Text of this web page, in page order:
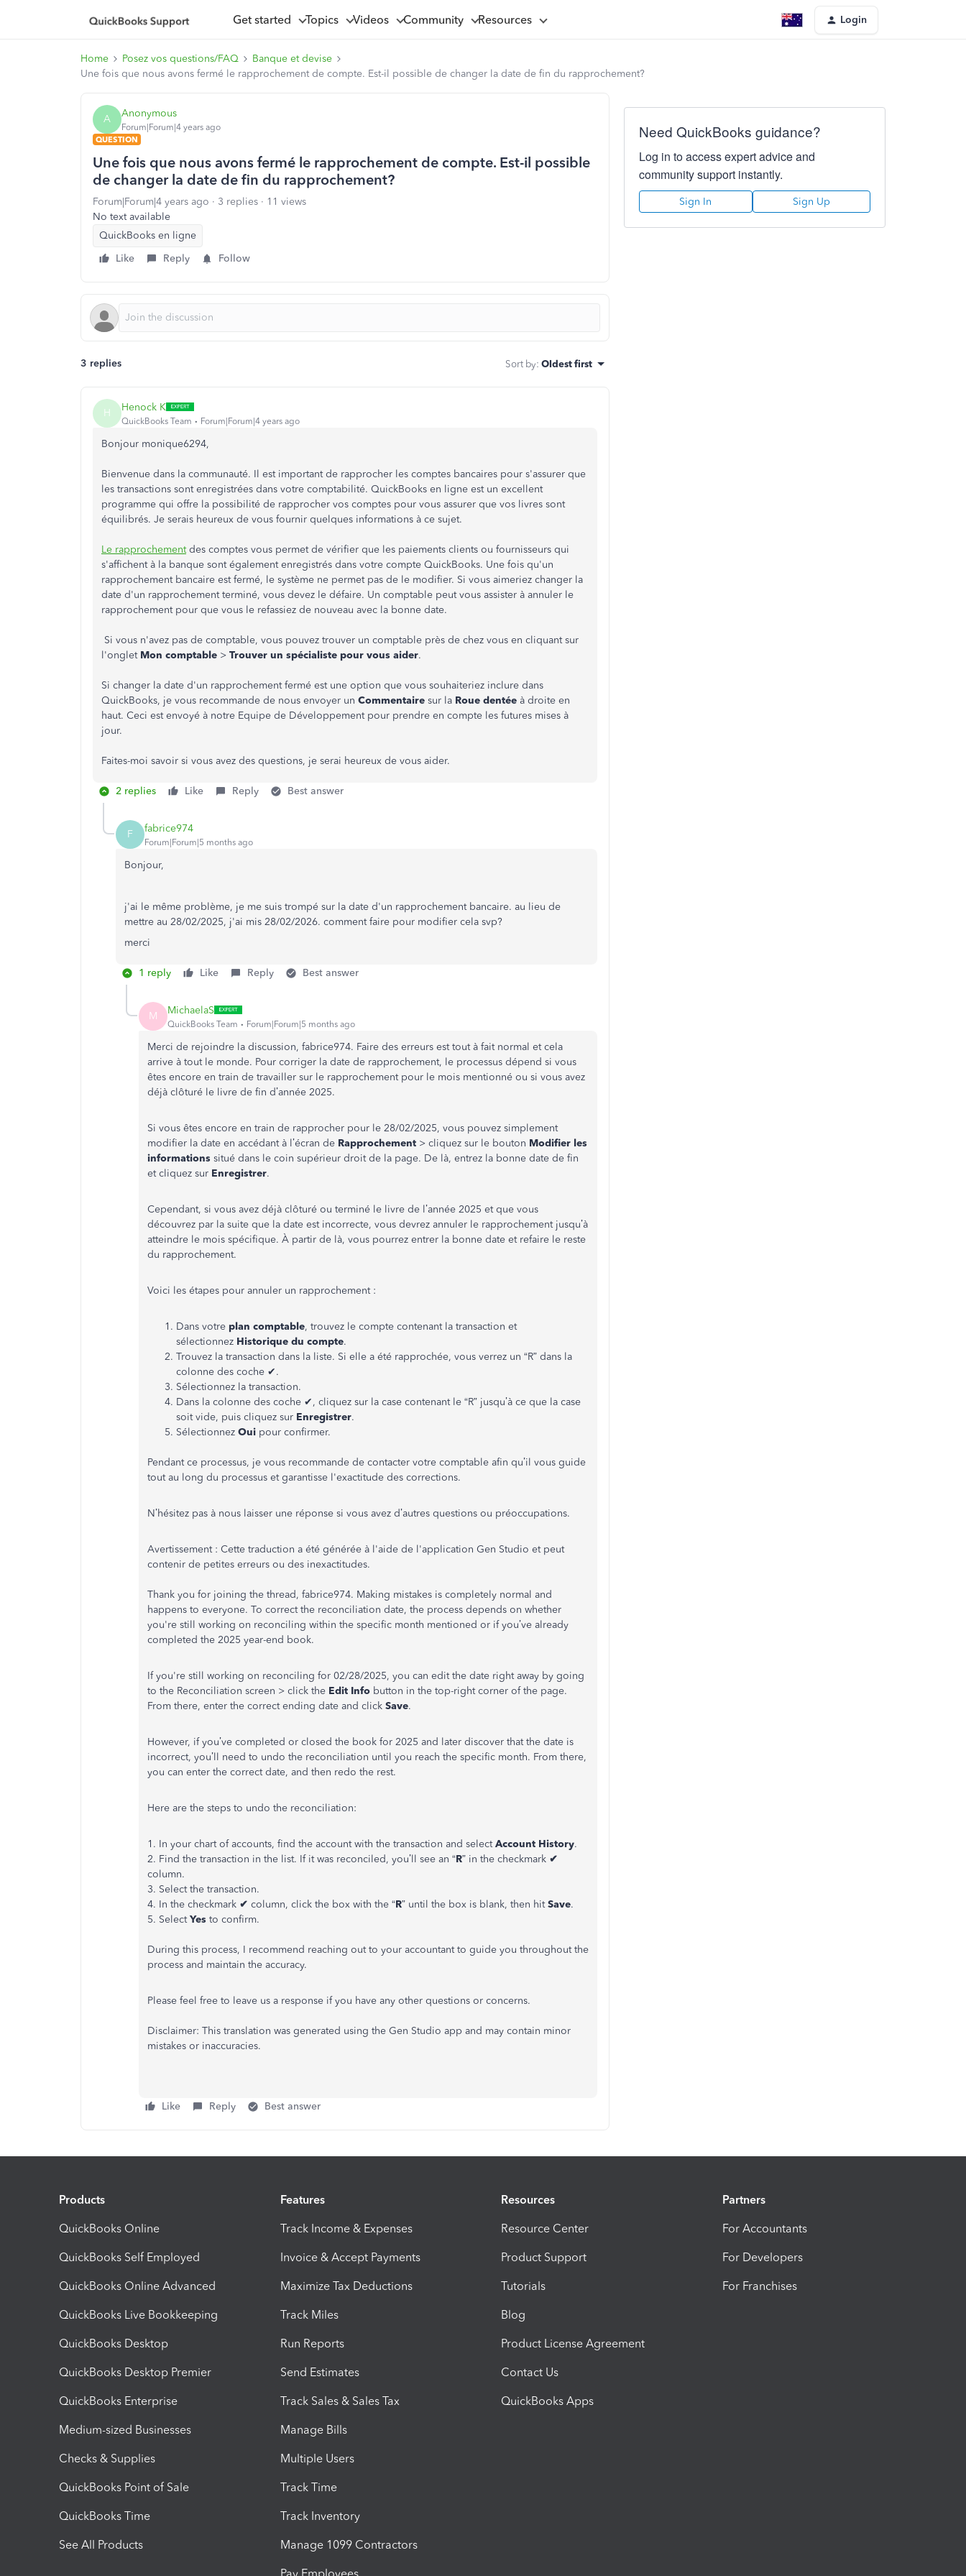
Get started Topics Videos Community Resources Login
Home Posez vos questions/FAQ
Banque et devise
Une fois que nous avons fermé le rapprochement de compte. Est-il possible de changer la date de fin du rapprochement?
A Anonymous
Forum|Forum|4 years ago
QUESTION
Une fois que nous avons fermé le rapprochement de compte. Est-il possible
de changer la date de fin du rapprochement?
Forum|Forum|4 years ago 3 replies
11 views
No text available
QuickBooks en ligne
Like
Reply Follow
3 replies Sort by: Oldest first
H Henock K
QuickBooks Team Forum|Forum|4 years ago
Bonjour monique6294,
Bienvenue dans la communauté. Il est important de rapprocher les comptes bancaires pour s'assurer que
les transactions sont enregistrées dans votre comptabilité. QuickBooks en ligne est un excellent
programme qui offre la possibilité de rapprocher vos comptes pour vous assurer que vos livres sont
équilibrés. Je serais heureux de vous fournir quelques informations à ce sujet.
Le rapprochementdes comptes vous permet de vérifier que les paiements clients ou fournisseurs qui
s'affichent à la banque sont également enregistrés dans votre compte QuickBooks. Une fois qu'un
rapprochement bancaire est fermé, le système ne permet pas de le modifier. Si vous aimeriez changer la
date d'un rapprochement terminé, vous devez le défaire. Un comptable peut vous assister à annuler le
rapprochement pour que vous le refassiez de nouveau avec la bonne date.
Si vous n'avez pas de comptable, vous pouvez trouver un comptable près de chez vous en cliquant sur
l'onglet Mon comptable > Trouver un spécialiste pour vous aider.
Si changer la date d'un rapprochement fermé est une option que vous souhaiteriez inclure dans
QuickBooks, je vous recommande de nous envoyer un Commentaire sur la Roue dentée à droite en
haut. Ceci est envoyé à notre Equipe de Développement pour prendre en compte les futures mises à
jour.
Faites-moi savoir si vous avez des questions, je serai heureux de vous aider.
2 replies Like Reply Best answer
F fabrice974
Forum|Forum|5 months ago
Bonjour,
j'ai le même problème, je me suis trompé sur la date d'un rapprochement bancaire. au lieu de
mettre au 28/02/2025, j'ai mis 28/02/2026. comment faire pour modifier cela svp?
merci
1 reply Like Reply Best answer
M MichaelaS
QuickBooks Team Forum|Forum|5 months ago
Merci de rejoindre la discussion, fabrice974. Faire des erreurs est tout à fait normal et cela
arrive à tout le monde. Pour corriger la date de rapprochement, le processus dépend si vous
êtes encore en train de travailler sur le rapprochement pour le mois mentionné ou si vous avez
déjà clôturé le livre de fin d’année 2025.
Si vous êtes encore en train de rapprocher pour le 28/02/2025, vous pouvez simplement
modifier la date en accédant à l’écran de Rapprochement > cliquez sur le bouton Modifier les
informations situé dans le coin supérieur droit de la page. De là, entrez la bonne date de fin
et cliquez sur Enregistrer.
Cependant, si vous avez déjà clôturé ou terminé le livre de l’année 2025 et que vous
découvrez par la suite que la date est incorrecte, vous devrez annuler le rapprochement jusqu’à
atteindre le mois spécifique. À partir de là, vous pourrez entrer la bonne date et refaire le reste
du rapprochement.
Voici les étapes pour annuler un rapprochement :
Dans votre plan comptable, trouvez le compte contenant la transaction et
sélectionnez Historique du compte.
Trouvez la transaction dans la liste. Si elle a été rapprochée, vous verrez un “R” dans la
colonne des coche ✔.
Sélectionnez la transaction.
Dans la colonne des coche ✔, cliquez sur la case contenant le “R” jusqu’à ce que la case
soit vide, puis cliquez sur Enregistrer.
Sélectionnez Oui pour confirmer.
Pendant ce processus, je vous recommande de contacter votre comptable afin qu’il vous guide
tout au long du processus et garantisse l'exactitude des corrections.
N’hésitez pas à nous laisser une réponse si vous avez d’autres questions ou préoccupations.
Avertissement : Cette traduction a été générée à l'aide de l'application Gen Studio et peut
contenir de petites erreurs ou des inexactitudes.
Thank you for joining the thread, fabrice974. Making mistakes is completely normal and
happens to everyone. To correct the reconciliation date, the process depends on whether
you're still working on reconciling within the specific month mentioned or if you’ve already
completed the 2025 year-end book.
If you're still working on reconciling for 02/28/2025, you can edit the date right away by going
to the Reconciliation screen > click the Edit Info button in the top-right corner of the page.
From there, enter the correct ending date and click Save.
However, if you’ve completed or closed the book for 2025 and later discover that the date is
incorrect, you’ll need to undo the reconciliation until you reach the specific month. From there,
you can enter the correct date, and then redo the rest.
Here are the steps to undo the reconciliation:
1. In your chart of accounts, find the account with the transaction and selectAccount History.
2. Find the transaction in the list. If it was reconciled, you’ll see an “R” in the checkmark ✔
column.
3. Select the transaction.
4. In the checkmark ✔ column, click the box with the “R” until the box is blank, then hitSave.
5. SelectYes to confirm.
During this process, I recommend reaching out to your accountant to guide you throughout the
process and maintain the accuracy.
Please feel free to leave us a response if you have any other questions or concerns.
Disclaimer: This translation was generated using the Gen Studio app and may contain minor
mistakes or inaccuracies.
Like Reply Best answer
Need QuickBooks guidance?
Log in to access expert advice and
community support instantly.
Sign In Sign Up
Products
QuickBooks Online
QuickBooks Self Employed
QuickBooks Online Advanced
QuickBooks Live Bookkeeping
QuickBooks Desktop
QuickBooks Desktop Premier
QuickBooks Enterprise
Medium-sized Businesses
Checks & Supplies
QuickBooks Point of Sale
QuickBooks Time
See All Products
Features
Track Income & Expenses
Invoice & Accept Payments
Maximize Tax Deductions
Track Miles
Run Reports
Send Estimates
Track Sales & Sales Tax
Manage Bills
Multiple Users
Track Time
Track Inventory
Manage 1099 Contractors
Pay Employees
Resources
Resource Center
Product Support
Tutorials
Blog
Product License Agreement
Contact Us
QuickBooks Apps
Partners
For Accountants
For Developers
For Franchises